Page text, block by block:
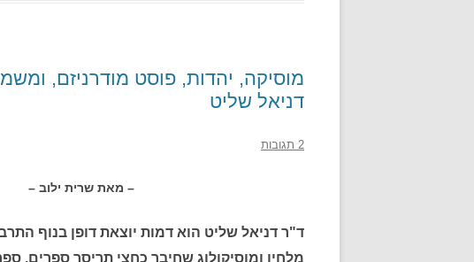
מוסיקה, יהדות, פוסט מודרניזם,
דניאל שליט
2 תגובות
– מאת שרית ילוב –
ד"ר דניאל שליט הוא דמות יוצאת דופן בנוף
מלחין ומוסיקולוג שחיבר כחצי תריסר ספרים.